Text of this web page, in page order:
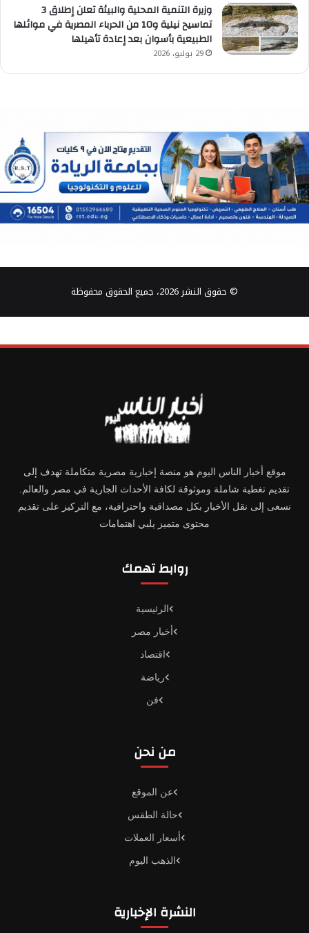
وزيرة التنمية المحلية والبيئة تعلن إطلاق 3
تماسيح نيلية و10 من الحرباء المصرية في موائلها
الطبيعية بأسوان بعد إعادة تأهيلها
29 يوليو، 2026
© حقوق النشر 2026، جميع الحقوق محفوظة
موقع أخبار الناس اليوم هو منصة إخبارية مصرية متكاملة تهدف إلى
تقديم تغطية شاملة وموثوقة لكافة الأحداث الجارية في مصر والعالم.
نسعى إلى نقل الأخبار بكل مصداقية واحترافية، مع التركيز على تقديم
محتوى متميز يلبي اهتمامات
روابط تهمك
الرئيسية
أخبار مصر
اقتصاد
رياضة
فن
من نحن
عن الموقع
حالة الطقس
أسعار العملات
الذهب اليوم
النشرة الإخبارية